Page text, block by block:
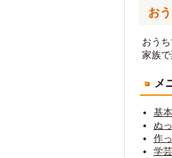
お
おう
家族
メ
基
ぬ
作
学